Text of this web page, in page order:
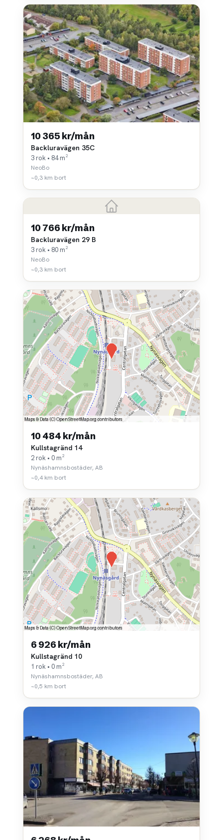
10 365 kr/mån
Backluravägen 35C
3 rok • 84 m²
NeoBo
~0,3 km bort
10 766 kr/mån
Backluravägen 29 B
3 rok • 80 m²
NeoBo
~0,3 km bort
10 484 kr/mån
Kullstagränd 14
2 rok • 0 m²
Nynäshamnsbostäder, AB
~0,4 km bort
6 926 kr/mån
Kullstagränd 10
1 rok • 0 m²
Nynäshamnsbostäder, AB
~0,5 km bort